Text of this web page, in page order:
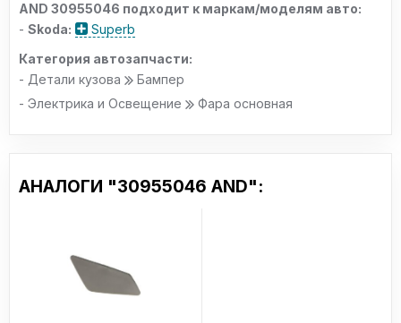
AND 30955046 подходит к маркам/моделям авто:
- Skoda:
Superb
Категория автозапчасти:
- Детали кузова
Бампер
- Электрика и Освещение
Фара основная
АНАЛОГИ "30955046 AND":